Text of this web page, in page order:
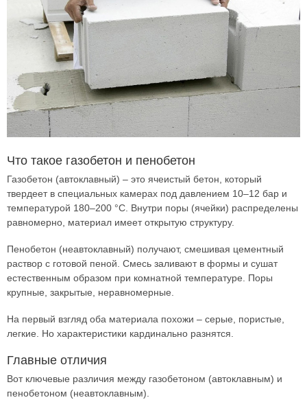
Что такое газобетон и пенобетон
Газобетон (автоклавный) – это ячеистый бетон, который
твердеет в специальных камерах под давлением 10–12 бар и
температурой 180–200 °C. Внутри поры (ячейки) распределены
равномерно, материал имеет открытую структуру.
Пенобетон (неавтоклавный) получают, смешивая цементный
раствор с готовой пеной. Смесь заливают в формы и сушат
естественным образом при комнатной температуре. Поры
крупные, закрытые, неравномерные.
На первый взгляд оба материала похожи – серые, пористые,
легкие. Но характеристики кардинально разнятся.
Главные отличия
Вот ключевые различия между газобетоном (автоклавным) и
пенобетоном (неавтоклавным).